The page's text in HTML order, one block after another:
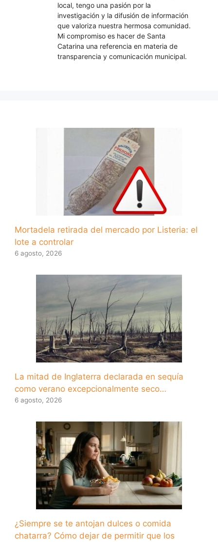
local, tengo una pasión por la
investigación y la difusión de información
que valoriza nuestra hermosa comunidad.
Mi compromiso es hacer de Santa
Catarina una referencia en materia de
transparencia y comunicación municipal.
Mortadela retirada del mercado por Listeria: el
lote a controlar
6 agosto, 2026
La mitad de Inglaterra declarada en sequía
como verano excepcionalmente seco…
6 agosto, 2026
¿Siempre se te antojan dulces o comida
chatarra? Cómo dejar de permitir que los